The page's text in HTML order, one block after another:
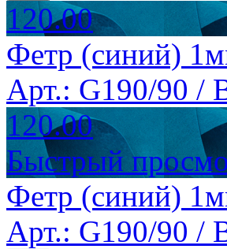
120.00
Фетр (синий)
Арт.: G190/90 /
120.00
Быстрый
Фетр (синий)
Арт.: G190/90 /